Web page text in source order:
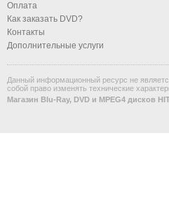
Оплата
Как заказать DVD?
Контакты
Дополнительные услуги
Данный информационный ресурс не
собой право изменять технические
Магазин Blu-Ray, DVD и MPEG4 дисков